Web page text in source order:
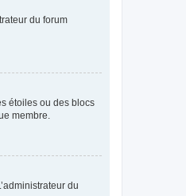
du forum
étoiles ou des blocs
membre.
du